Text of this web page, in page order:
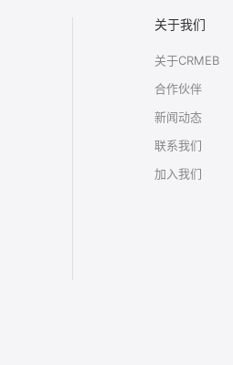
关于我们
关于CRMEB
合作伙伴
新闻动态
联系我们
加入我们